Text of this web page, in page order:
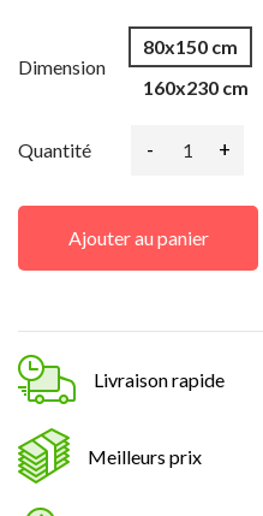
Dimension
80x150 cm
160x230 cm
Quantité - +
Ajouter au panier
Livraison rapide
Meilleurs prix